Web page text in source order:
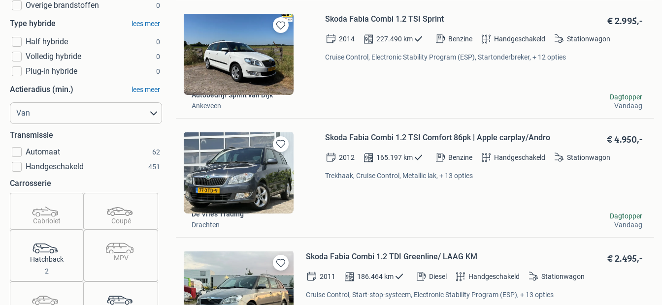
Overige brandstoffen 0
Type hybride lees meer
Half hybride 0
Volledig hybride 0
Plug-in hybride 0
Actieradius (min.) lees meer
Transmissie
Automaat
62
Handgeschakeld 451
Carrosserie
Cabriolet Coupé
Hatchback
2
MPV
Bewaren
in
Mijn
Favorieten
Skoda Fabia Combi 1.2 TSI Sprint € 2.995,-
2014 227.490 km Benzine Handgeschakeld Stationwagon
Cruise Control, Electronic Stability Program (ESP), Startonderbreker, + 12 opties
Autobedrijf Splint van Dijk
Ankeveen
Dagtopper
Vandaag
Bewaren
in
Mijn
Favorieten
Skoda Fabia Combi 1.2 TSI Comfort 86pk | Apple carplay/Andro € 4.950,-
2012 165.197 km Benzine Handgeschakeld Stationwagon
Trekhaak, Cruise Control, Metallic lak, + 13 opties
De Vries Trading
Drachten
Dagtopper
Vandaag
Bewaren
in
Mijn
Favorieten
Skoda Fabia Combi 1.2 TDI Greenline/ LAAG KM € 2.495,-
2011 186.464 km Diesel Handgeschakeld Stationwagon
Cruise Control, Start-stop-systeem, Electronic Stability Program (ESP), + 13 opties